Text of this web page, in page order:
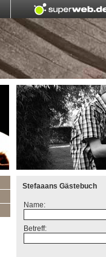
Stefaaans Gästebuch
Name:
Betreff: